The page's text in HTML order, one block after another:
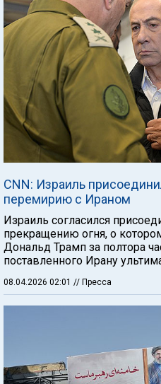
CNN: Израиль
перемирию с Ираном
Израиль согласился
прекращению огня, о
Дональд Трамп за полтора
поставленного Ирану
08.04.2026 02:01 // Пресса